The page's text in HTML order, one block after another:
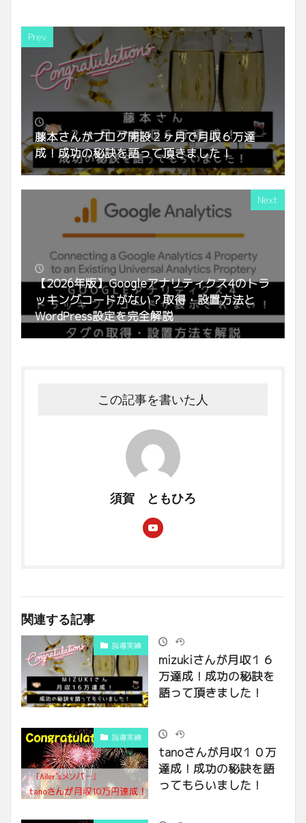
Prev
藤本さんがブログ開設２ヶ月で月収６万達
成！成功の秘訣を語って頂きました！
Next
【2026年版】Googleアナリティクス4のトラ
ッキングコードがない？取得・設置方法と
WordPress設定を完全解説
この記事を書いた人
須賀 ともひろ
関連する記事
指導実績
mizukiさんが月収１６
万達成！成功の秘訣を
語って頂きました！
指導実績
tanoさんが月収１０万
達成！成功の秘訣を語
ってもらいました！